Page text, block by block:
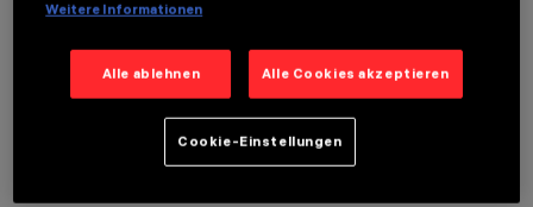
TECHNISCHE DATEN
LETZTES UPDATE: 06.08.2026
Weitere Informationen
Alle ablehnen Alle Cookies akzeptieren
Cookie-Einstellungen